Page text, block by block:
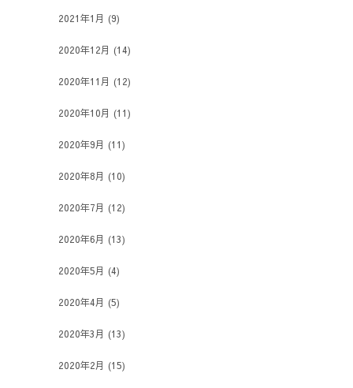
2021年1月 (9)
2020年12月 (14)
2020年11月 (12)
2020年10月 (11)
2020年9月 (11)
2020年8月 (10)
2020年7月 (12)
2020年6月 (13)
2020年5月 (4)
2020年4月 (5)
2020年3月 (13)
2020年2月 (15)